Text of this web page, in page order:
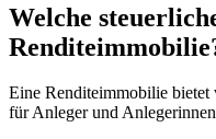
Welche
Eine Renditeimmobilie bietet
für Anleger und